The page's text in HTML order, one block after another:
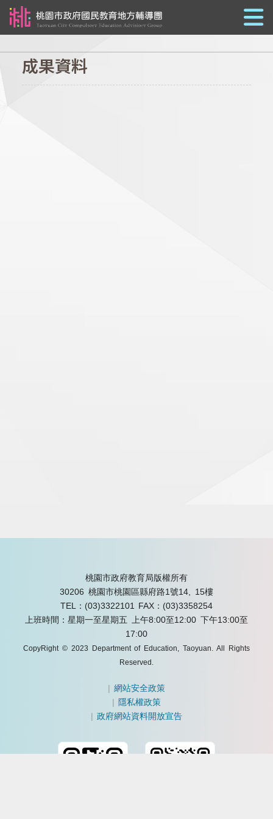
成果資料
桃園市政府教育局版權所有
30206 桃園市桃園區縣府路1號14, 15樓
TEL：(03)3322101
FAX：(03)3358254
上班時間：星期一至星期五 上午8:00至12:00 下午13:00至
17:00
CopyRight © 2023 Department of Education, Taoyuan. All Rights
Reserved.
|網站安全政策
| 隱私權政策
|政府網站資料開放宣告